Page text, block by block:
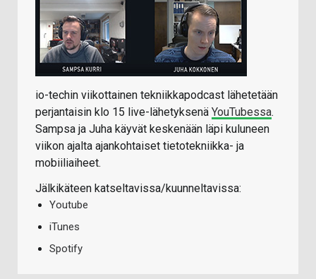
io-techin viikottainen tekniikkapodcast lähetetään
perjantaisin klo 15 live-lähetyksenä YouTubessa.
Sampsa ja Juha käyvät keskenään läpi kuluneen
viikon ajalta ajankohtaiset tietotekniikka- ja
mobiiliaiheet.
Jälkikäteen katseltavissa/kuunneltavissa:
Youtube
iTunes
Spotify